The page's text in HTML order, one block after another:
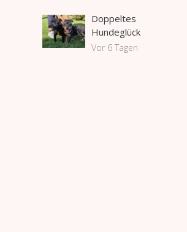
Doppeltes
Hundeglück
Vor 6 Tagen